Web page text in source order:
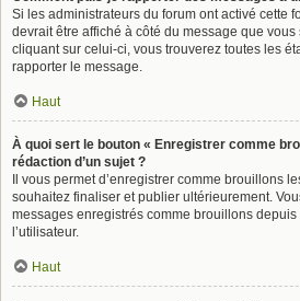
Si les administrateurs du forum ont activé cette
devrait être affiché à côté du message que vous
cliquant sur celui-ci, vous trouverez toutes les
rapporter le message.
Haut
À quoi sert le bouton « Enregistrer comme
rédaction d’un sujet ?
Il vous permet d’enregistrer comme brouillons
souhaitez finaliser et publier ultérieurement.
messages enregistrés comme brouillons
l’utilisateur.
Haut